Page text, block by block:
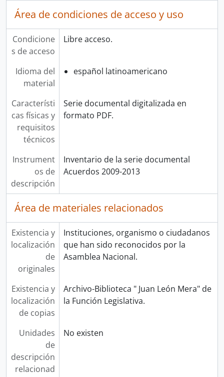
Área de condiciones de acceso y uso
Condicione
s de acceso
Libre acceso.
Idioma del
material
español latinoamericano
Característi
cas físicas y
requisitos
técnicos
Serie documental digitalizada en
formato PDF.
Instrument
os de
descripción
Inventario de la serie documental
Acuerdos 2009-2013
Área de materiales relacionados
Existencia y
localización
de
originales
Instituciones, organismo o ciudadanos
que han sido reconocidos por la
Asamblea Nacional.
Existencia y
localización
de copias
Archivo-Biblioteca " Juan León Mera" de
la Función Legislativa.
Unidades
de
descripción
relacionad
No existen